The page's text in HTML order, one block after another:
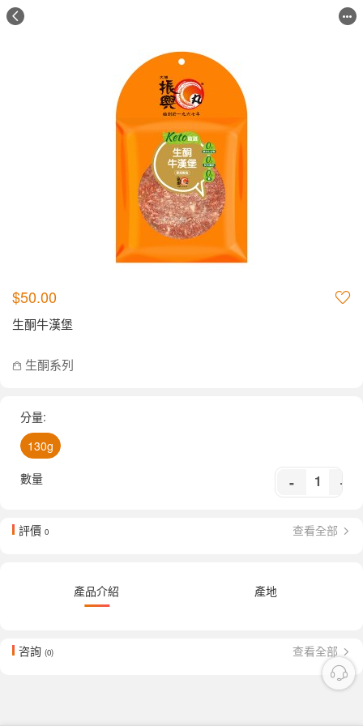
$50.00
生酮牛漢堡
生酮系列
分量:
130g
數量
- +
評價 0 查看全部
產品介紹 產地
咨詢 (0) 查看全部